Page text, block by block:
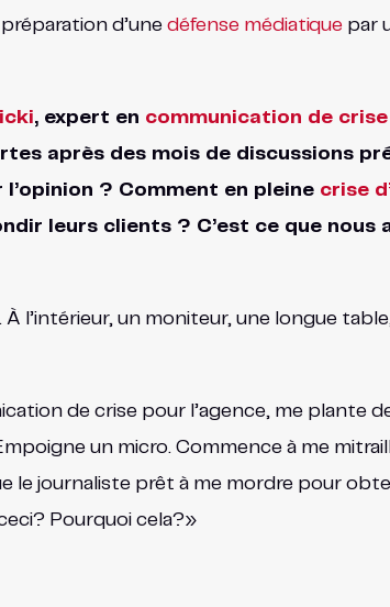
d’une défense médiatiquepar
, expert en communication de crise
après des mois de discussions
? Comment en pleine crise
leurs clients ? C’est ce que nous
l’intérieur, un moniteur, une longue
de crise pour l’agence, me plante
un micro. Commence à me
le journaliste prêt à me mordre pour
Pourquoi cela?»